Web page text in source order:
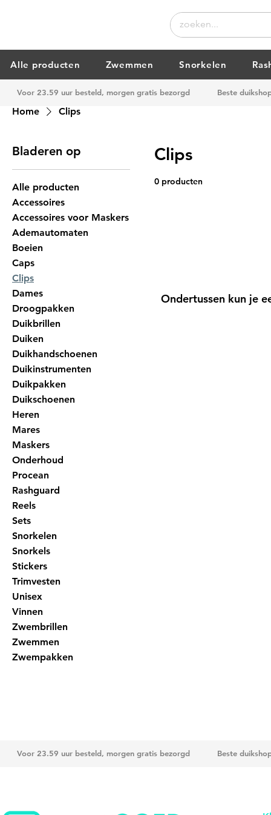
Alle producten Zwemmen Snorkelen
Voor 23.59 uur besteld, morgen gratis bezorgd Beste
Home Clips
Bladeren op
Alle producten
Accessoires
Accessoires voor Maskers
Ademautomaten
Boeien
Caps
Clips
Dames
Droogpakken
Duikbrillen
Duiken
Duikhandschoenen
Duikinstrumenten
Duikpakken
Duikschoenen
Heren
Mares
Maskers
Onderhoud
Procean
Rashguard
Reels
Sets
Snorkelen
Snorkels
Stickers
Trimvesten
Unisex
Vinnen
Zwembrillen
Zwemmen
Zwempakken
Clips
0 producten
Ondertussen kun je
Voor 23.59 uur besteld, morgen gratis bezorgd Beste